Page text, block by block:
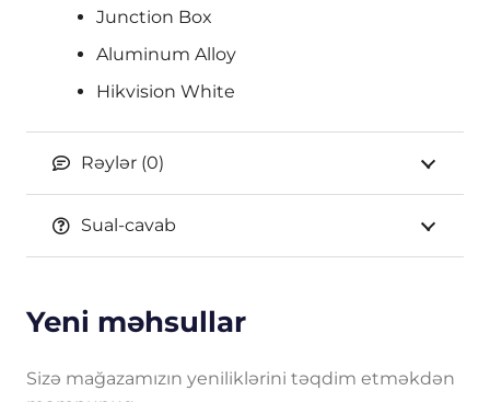
Junction Box
Aluminum Alloy
Hikvision White
Rəylər (0)
Sual-cavab
Yeni məhsullar
Sizə mağazamızın yeniliklərini təqdim etməkdən